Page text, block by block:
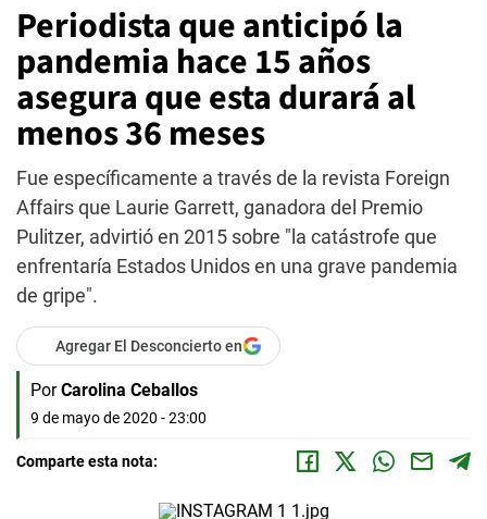
Periodista que anticipó la
pandemia hace 15 años
asegura que esta durará al
menos 36 meses
Fue específicamente a través de la revista Foreign
Affairs que Laurie Garrett, ganadora del Premio
Pulitzer, advirtió en 2015 sobre "la catástrofe que
enfrentaría Estados Unidos en una grave pandemia
de gripe".
Agregar El Desconcierto en
Por Carolina Ceballos
9 de mayo de 2020 - 23:00
Comparte esta nota: